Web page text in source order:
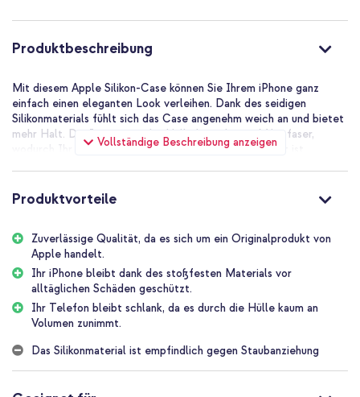
Produktbeschreibung
Vollständige Beschreibung anzeigen
Mit diesem Apple Silikon-Case können Sie Ihrem iPhone ganz
einfach einen eleganten Look verleihen. Dank des seidigen
Silikonmaterials fühlt sich das Case angenehm weich an und bietet
mehr Halt. Die Innenseite der Hülle besteht aus Mikrofaser,
wodurch Ihr Telefon vor Kratzern und Staub geschützt ist.
Originalprodukt von Apple
Case ist da keine Ausnahme. Dieses Hüllenmodell wurde von den
Zuverlässigkeit der Hülle gewährleistet ist.
Wirksamer Schutz vor Schäden im täglichen Gebrauch
Da die Hülle aus stoßdämpfendem Silikon besteht, bietet sie
Ihrem iPhone einen guten Schutz vor alltäglichen Schäden. Man
denke hierbei an Kratzer, wenn Sie Ihr Handy etwas zu hart auf den
Tisch legen oder es versehentlich aus der Hand fallen lassen.
Silikonmaterial auch für besseren Grip am Telefon sorgt.
Das schlanke Design Ihres iPhones bleibt erhalten
Produktvorteile
Zuverlässige Qualität, da es sich um ein Originalprodukt von
Apple handelt.
Ihr iPhone bleibt dank des stoßfesten Materials vor
alltäglichen Schäden geschützt.
Ihr Telefon bleibt schlank, da es durch die Hülle kaum an
Volumen zunimmt.
Das Silikonmaterial ist empfindlich gegen Staubanziehung